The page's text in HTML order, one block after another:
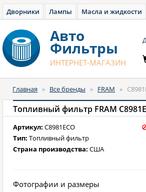
Дворники Лампы Масла и жидкости
Авто
Фильтры
ИНТЕРНЕТ-МАГАЗИН
Главная » Все бренды » FRAM »
Топливный фильтр FRAM
Артикул: C8981ECO
Тип: Топливный фильтр
Страна производства: США
Фотографии и размеры